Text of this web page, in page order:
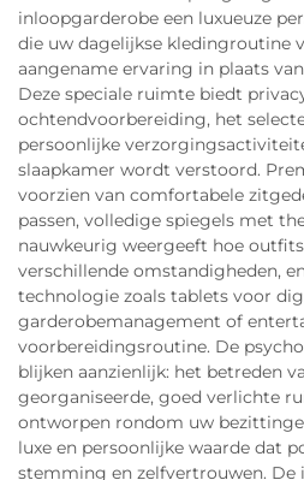
inloopgarderobe een luxueuze
die uw dagelijkse kledingroutine
aangename ervaring in plaats
Deze speciale ruimte biedt
ochtendvoorbereiding, het
persoonlijke
slaapkamer wordt verstoord.
voorzien van comfortabele
passen, volledige spiegels met
nauwkeurig weergeeft hoe
verschillende omstandigheden,
technologie zoals tablets voor
garderobemanagement of
voorbereidingsroutine. De
blijken aanzienlijk: het betreden
georganiseerde, goed verlichte
ontworpen rondom uw
luxe en persoonlijke waarde dat
stemming en zelfvertrouwen.